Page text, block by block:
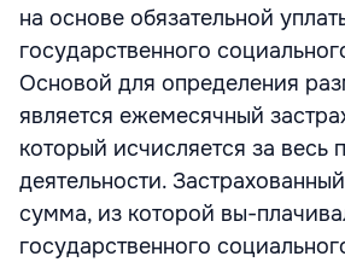
на основе обязательной
государственного
Основой для определения
является ежемесячный
который исчисляется за весь
деятельности.
сумма, из которой вы-
государственного